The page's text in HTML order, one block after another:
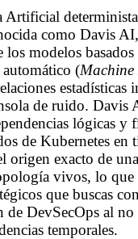
Artificial
como Davis
los modelos
automático (
estadísticas
de ruido. Davis
lógicas y
de Kubernetes en
origen exacto de
vivos, lo que
que buscas
de DevSecOps al no
temporales.